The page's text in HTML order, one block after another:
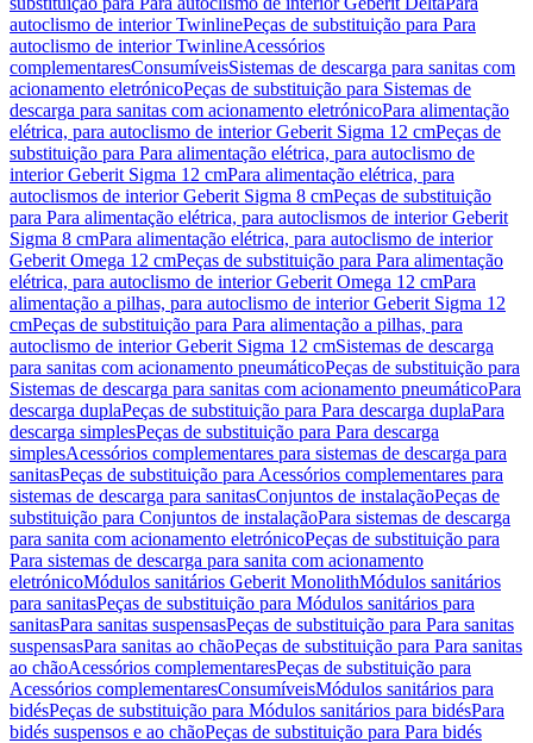
autoclismo de interior TwinlinePeças de substituição para Para
autoclismo de interior TwinlineAcessórios
complementaresConsumíveisSistemas de descarga para sanitas com
acionamento eletrónicoPeças de substituição para Sistemas de
descarga para sanitas com acionamento eletrónicoPara alimentação
elétrica, para autoclismo de interior Geberit Sigma 12 cmPeças de
substituição para Para alimentação elétrica, para autoclismo de
interior Geberit Sigma 12 cmPara alimentação elétrica, para
autoclismos de interior Geberit Sigma 8 cmPeças de substituição
para Para alimentação elétrica, para autoclismos de interior Geberit
Sigma 8 cmPara alimentação elétrica, para autoclismo de interior
Geberit Omega 12 cmPeças de substituição para Para alimentação
elétrica, para autoclismo de interior Geberit Omega 12 cmPara
alimentação a pilhas, para autoclismo de interior Geberit Sigma 12
cmPeças de substituição para Para alimentação a pilhas, para
autoclismo de interior Geberit Sigma 12 cmSistemas de descarga
para sanitas com acionamento pneumáticoPeças de substituição para
Sistemas de descarga para sanitas com acionamento pneumáticoPara
descarga duplaPeças de substituição para Para descarga duplaPara
descarga simplesPeças de substituição para Para descarga
simplesAcessórios complementares para sistemas de descarga para
sanitasPeças de substituição para Acessórios complementares para
sistemas de descarga para sanitasConjuntos de instalaçãoPeças de
substituição para Conjuntos de instalaçãoPara sistemas de descarga
para sanita com acionamento eletrónicoPeças de substituição para
Para sistemas de descarga para sanita com acionamento
eletrónicoMódulos sanitários Geberit MonolithMódulos sanitários
para sanitasPeças de substituição para Módulos sanitários para
sanitasPara sanitas suspensasPeças de substituição para Para sanitas
suspensasPara sanitas ao chãoPeças de substituição para Para sanitas
ao chãoAcessórios complementaresPeças de substituição para
Acessórios complementaresConsumíveisMódulos sanitários para
bidésPeças de substituição para Módulos sanitários para bidésPara
bidés suspensos e ao chãoPeças de substituição para Para bidés